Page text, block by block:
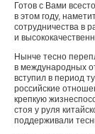
Готов с Вами
в этом году,
сотрудничества в
и
Нынче тесно
в международных
вступил в период
российские
крепкую
стоя у руля
поддерживали